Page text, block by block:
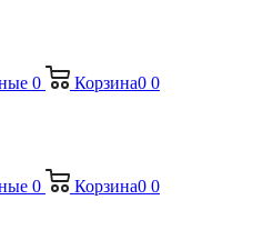
0 Корзина0 0
0 Корзина0 0